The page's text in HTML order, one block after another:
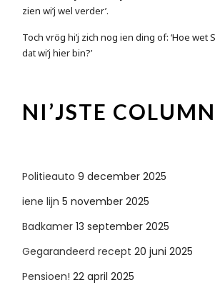
zien wi’j wel verder’.
Toch vrög hi’j zich nog ien ding of: ‘Hoe
dat wi’j hier bin?’
NI’JSTE
Politieauto 9 december 2025
iene lijn 5 november 2025
Badkamer 13 september 2025
Gegarandeerd recept 20 juni 2025
Pensioen! 22 april 2025